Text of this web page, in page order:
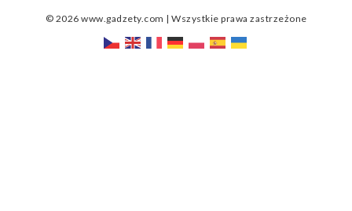
© 2026 www.gadzety.com | Wszystkie prawa zastrzeżone